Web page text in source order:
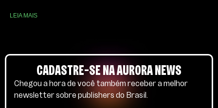
LEIA MAIS
CADASTRE-SE NA AURORA NEWS
Chegou a hora de você também receber a melhor
newsletter sobre publishers do Brasil.